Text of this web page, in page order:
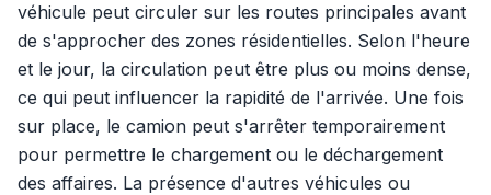
véhicule peut circuler sur les routes principales avant
de s'approcher des zones résidentielles. Selon l'heure
et le jour, la circulation peut être plus ou moins dense,
ce qui peut influencer la rapidité de l'arrivée. Une fois
sur place, le camion peut s'arrêter temporairement
pour permettre le chargement ou le déchargement
des affaires. La présence d'autres véhicules ou